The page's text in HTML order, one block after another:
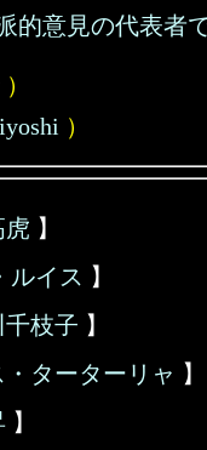
的意見の代表者
）
）
虎 】
ルイス 】
枝子 】
・ターターリャ 】
】